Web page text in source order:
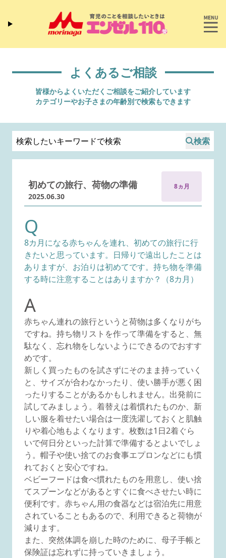
よくあるご相談
皆様からよくいただくご相談をご紹介しています
カテゴリーやお子さまの年齢別で検索もできます
検索
初めての旅行、荷物の準備
2025.06.30
8ヵ月
Q
8カ月になる赤ちゃんを連れ、初めての旅行に行
きたいと思っています。日帰りで遠出したことは
ありますが、お泊りは初めてです。持ち物を準備
する時に注意することはありますか？（8カ月）
A
赤ちゃん連れの旅行というと荷物は多くなりがち
ですね。持ち物リストを作って準備をすると、無
駄なく、忘れ物をしないようにできるのでおすす
めです。
新しく買ったものを試さずにそのまま持っていく
と、サイズが合わなかったり、使い勝手が悪く困
ったりすることがあるかもしれません。出発前に
試してみましょう。着替えは着慣れたものか、新
しい服を着せたい場合は一度洗濯しておくと肌触
りや着心地もよくなります。枚数は1日2着ぐら
いで何日分といった計算で準備するとよいでしょ
う。帽子や使い捨てのお食事エプロンなどにも慣
れておくと安心ですね。
ベビーフードは食べ慣れたものを用意し、使い捨
てスプーンなどがあるとすぐに食べさせたい時に
便利です。赤ちゃん用の食器などは宿泊先に用意
されていることもあるので、利用できると荷物が
減ります。
また、突然体調を崩した時のために、母子手帳と
保険証は忘れずに持っていきましょう。